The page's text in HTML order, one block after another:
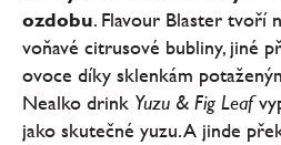
ozdobu. Flavour Blaster tvoří
voňavé citrusové bubliny, jiné
ovoce díky sklenkám
Nealko drink Yuzu & Fig Leaf
jako skutečné yuzu. A jinde